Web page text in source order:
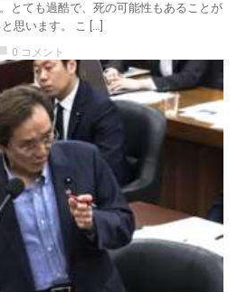
とても過酷で、死の可能性もあることが
思います。 こ […]
chat_bubble 0 コメント